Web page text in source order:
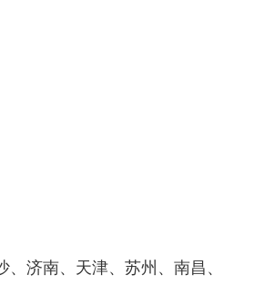
济南、天津、苏州、南昌、